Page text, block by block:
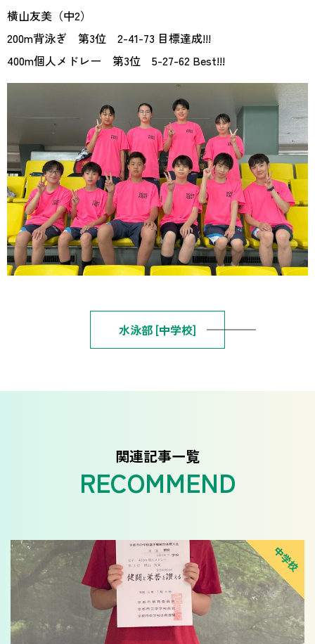
横山友美（中2）
200m背泳ぎ 第3位 2-41-73 目標達成!!!
400m個人メドレー 第3位 5-27-62 Best!!!
水泳部 [中学校]
関連記事一覧
中学校